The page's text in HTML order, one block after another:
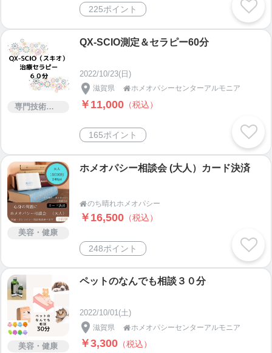
225ポイント
専門技術サービス
QX-SCIO測定＆セラピー60分
2022/10/23(日)
滋賀県 ホメオパシーセンターアルモニア
￥11,000 （税込）
165ポイント
美容・健康
ホメオパシー相談会 (大人）カード決済
のち晴れホメオパシー
￥16,500 （税込）
248ポイント
美容・健康
ペットのなんでも相談３０分
2022/10/01(土)
滋賀県 ホメオパシーセンターアルモニア
￥3,300 （税込）